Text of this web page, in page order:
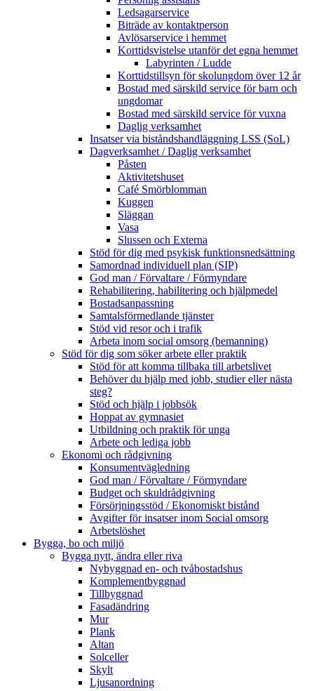
Ledsagarservice
Biträde av kontaktperson
Avlösarservice i hemmet
Korttidsvistelse utanför det egna hemmet
Labyrinten / Ludde
Korttidstillsyn för skolungdom över 12 år
Bostad med särskild service för barn och
ungdomar
Bostad med särskild service för vuxna
Daglig verksamhet
Insatser via biståndshandläggning LSS (SoL)
Dagverksamhet / Daglig verksamhet
Påsten
Aktivitetshuset
Café Smörblomman
Kuggen
Släggan
Vasa
Slussen och Externa
Stöd för dig med psykisk funktionsnedsättning
Samordnad individuell plan (SIP)
God man / Förvaltare / Förmyndare
Rehabilitering, habilitering och hjälpmedel
Bostadsanpassning
Samtalsförmedlande tjänster
Stöd vid resor och i trafik
Arbeta inom social omsorg (bemanning)
Stöd för dig som söker arbete eller praktik
Stöd för att komma tillbaka till arbetslivet
Behöver du hjälp med jobb, studier eller nästa
steg?
Stöd och hjälp i jobbsök
Hoppat av gymnasiet
Utbildning och praktik för unga
Arbete och lediga jobb
Ekonomi och rådgivning
Konsumentvägledning
God man / Förvaltare / Förmyndare
Budget och skuldrådgivning
Försörjningsstöd / Ekonomiskt bistånd
Avgifter för insatser inom Social omsorg
Arbetslöshet
Bygga, bo och miljö
Bygga nytt, ändra eller riva
Nybyggnad en- och tvåbostadshus
Komplementbyggnad
Tillbyggnad
Fasadändring
Mur
Plank
Altan
Solceller
Skylt
Ljusanordning